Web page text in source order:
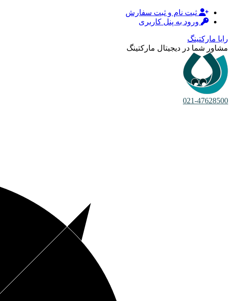
ثبت نام و ثبت سفارش
ورود به پنل کاربری
رایا مارکتینگ
مشاور شما در دیجیتال مارکتینگ
021-47628500